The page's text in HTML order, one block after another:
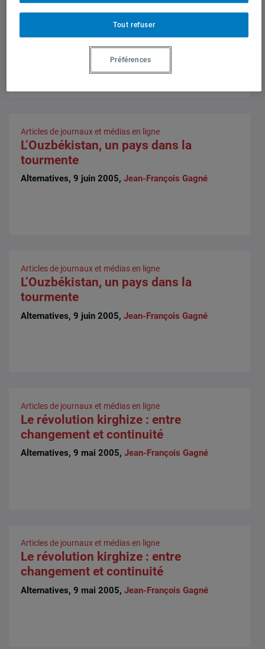
L’Ouzbékistan, un pays dans la
Alternatives, 9 juin 2005,Jean-François Gagné
Articles de journaux et médias en ligne
L’Ouzbékistan, un pays dans la
tourmente
Alternatives, 9 juin 2005,Jean-François Gagné
Articles de journaux et médias en ligne
L’Ouzbékistan, un pays dans la
tourmente
Alternatives, 9 juin 2005,Jean-François Gagné
Articles de journaux et médias en ligne
Le révolution kirghize : entre
changement et continuité
Alternatives, 9 mai 2005,Jean-François Gagné
Articles de journaux et médias en ligne
Le révolution kirghize : entre
changement et continuité
Alternatives, 9 mai 2005,Jean-François Gagné
Tout refuser
Préférences